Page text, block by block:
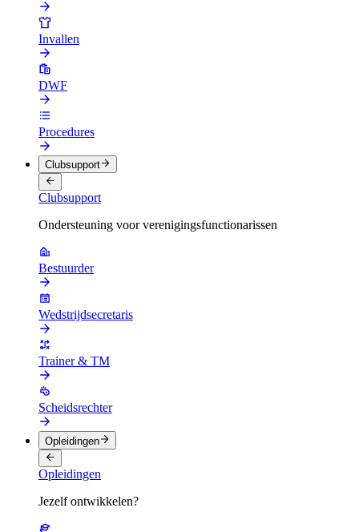
Invallen
DWF
Procedures
Clubsupport
Clubsupport
Ondersteuning voor verenigingsfunctionarissen
Bestuurder
Wedstrijdsecretaris
Trainer & TM
Scheidsrechter
Opleidingen
Opleidingen
Jezelf ontwikkelen?